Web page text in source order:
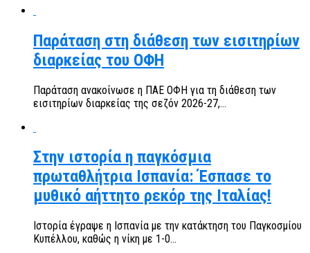
Παράταση στη διάθεση των εισιτηρίων
διαρκείας του ΟΦΗ
Παράταση ανακοίνωσε η ΠΑΕ ΟΦΗ για τη διάθεση των
εισιτηρίων διαρκείας της σεζόν 2026-27,...
Στην ιστορία η παγκόσμια
πρωταθλήτρια Ισπανία: Έσπασε το
μυθικό αήττητο ρεκόρ της Ιταλίας!
Ιστορία έγραψε η Ισπανία με την κατάκτηση του Παγκοσμίου
Κυπέλλου, καθώς η νίκη με 1-0...